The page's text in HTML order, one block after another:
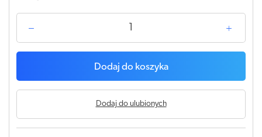
Dodaj do koszyka
Dodaj do ulubionych